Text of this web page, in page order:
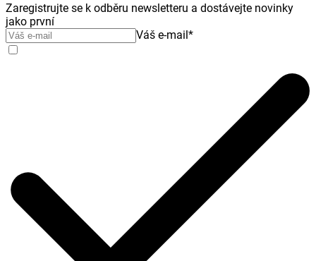
Zaregistrujte se k odběru newsletteru a dostávejte novinky
jako první
Váš e-mail*